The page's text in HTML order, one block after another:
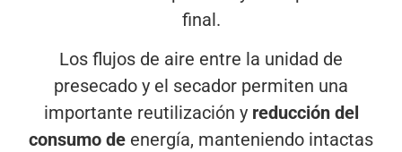
final.
Los flujos de aire entre la unidad de
presecado y el secador permiten una
importante reutilización y reducción del
consumo de energía, manteniendo intactas